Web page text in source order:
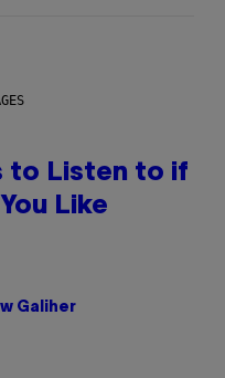
to Listen to if
Like
Galiher